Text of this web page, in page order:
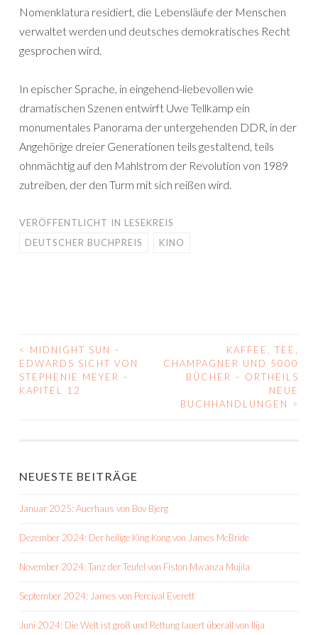
Nomenklatura residiert, die Lebensläufe der Menschen
verwaltet werden und deutsches demokratisches Recht
gesprochen wird.
In epischer Sprache, in eingehend-liebevollen wie
dramatischen Szenen entwirft Uwe Tellkamp ein
monumentales Panorama der untergehenden DDR, in der
Angehörige dreier Generationen teils gestaltend, teils
ohnmächtig auf den Mahlstrom der Revolution von 1989
zutreiben, der den Turm mit sich reißen wird.
VERÖFFENTLICHT IN LESEKREIS
DEUTSCHER BUCHPREIS
KINO
BEITRAGS-
NAVIGATION
<
MIDNIGHT SUN –
EDWARDS SICHT VON
STEPHENIE MEYER –
KAPITEL 12
KAFFEE, TEE,
CHAMPAGNER UND 5000
BÜCHER – ORTHEILS
NEUE
BUCHHANDLUNGEN
>
NEUESTE BEITRÄGE
Januar 2025: Auerhaus von Bov Bjerg
Dezember 2024: Der heilige King Kong von James McBride
November 2024: Tanz der Teufel von Fiston Mwanza Mujila
September 2024: James von Percival Everett
Juni 2024: Die Welt ist groß und Rettung lauert überall von Ilija